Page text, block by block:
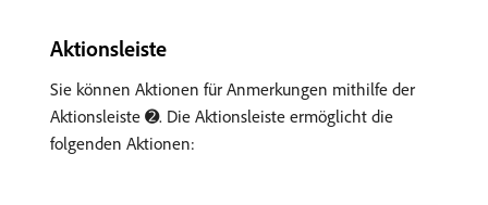
Aktionsleiste
Sie können Aktionen für Anmerkungen mithilfe der
Aktionsleiste ➋. Die Aktionsleiste ermöglicht die
folgenden Aktionen: